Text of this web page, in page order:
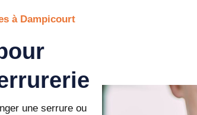
à Dampicourt
une serrure ou